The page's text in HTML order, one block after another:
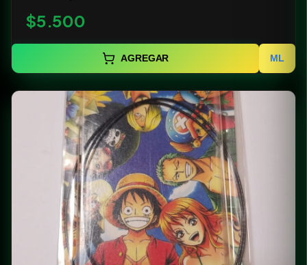
$5.500
AGREGAR ML